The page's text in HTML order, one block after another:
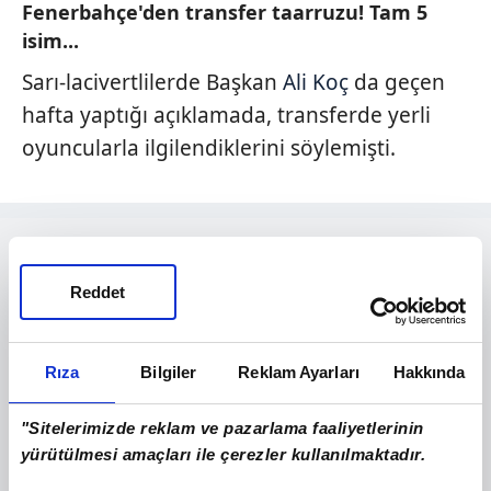
Rıza Bilgiler Reklam Ayarları Hakkında
"Sitelerimizde reklam ve pazarlama faaliyetlerinin
yürütülmesi amaçları ile çerezler kullanılmaktadır.
Reddet
Fenerbahçe'den transfer taarruzu! Tam 5
isim...
Sarı-lacivertlilerde Başkan Ali Koç da geçen
hafta yaptığı açıklamada, transferde yerli
oyuncularla ilgilendiklerini söylemişti.